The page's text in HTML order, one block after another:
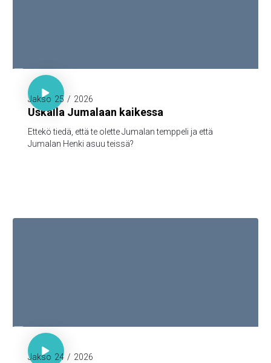
1. Kor. 3:16

Jakso 25 / 2026
Uskalla Jumalaan kaikessa
Ettekö tiedä, että te olette Jumalan temppeli ja että
Jumalan Henki asuu teissä?
1. Piet. 1:3-5

Jakso 24 / 2026